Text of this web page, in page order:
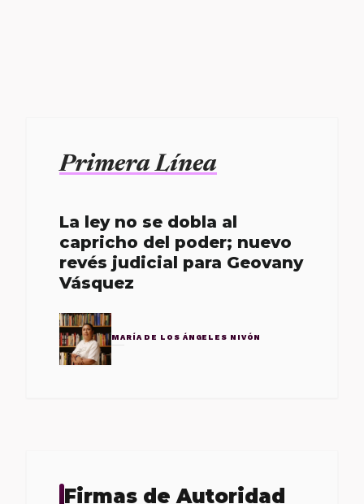
Primera Línea
La ley no se dobla al
capricho del poder; nuevo
revés judicial para Geovany
Vásquez
MARÍA DE LOS ÁNGELES NIVÓN
Firmas de Autoridad